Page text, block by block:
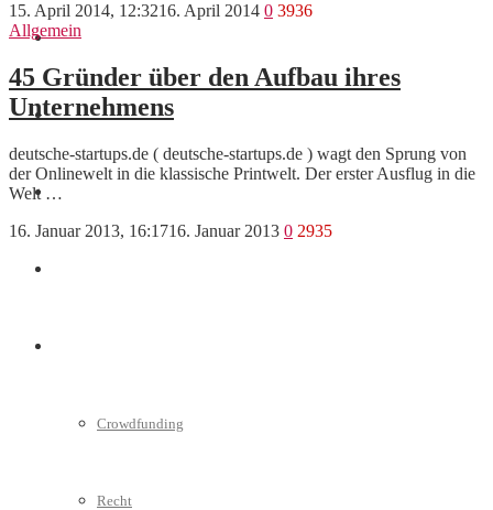
Finanzen
Marketing
Crowdfunding
Recht
15. April 2014, 12:3216. April 2014 0 3936
Allgemein
45 Gründer über den Aufbau ihres
Unternehmens
deutsche-startups.de ( deutsche-startups.de ) wagt den Sprung von
der Onlinewelt in die klassische Printwelt. Der erster Ausflug in die
Welt …
16. Januar 2013, 16:1716. Januar 2013 0 2935